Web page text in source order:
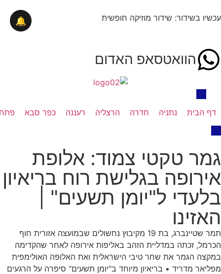
עכשיו בשידור: שידור מוזיקה חופשית
הוואטסאפ האדום
דף הבית נתניה חדרה הרצליה רעננה כפר סבא
גמר טקטי צמוד: אלופת
אירופה בגלישת רוח בריאיון
בלעדי ל"יומן תשעים" |
האזינו
תמר שטיינברג, בת 19 מקיבוץ נחשולים שבמועצה אזורית חוף
הכרמל, זכתה במדליית הזהב באליפות אירופה לאחר שהקדימה
במקצה הגמר את שחר טיבי הישראלית ואת האלופה האולימפית
מפליאר מדריד • בריאיון מיוחד ב"יומן תשעים" סיפרה על הרגעים
🔔